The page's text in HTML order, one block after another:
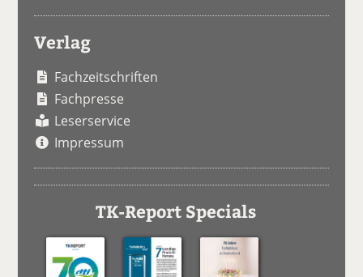
Verlag
Fachzeitschriften
Fachpresse
Leserservice
Impressum
TK-Report Specials